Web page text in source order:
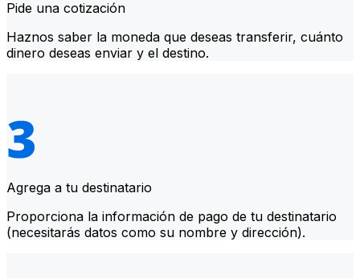
Pide una cotización
Haznos saber la moneda que deseas transferir, cuánto
dinero deseas enviar y el destino.
Agrega a tu destinatario
Proporciona la información de pago de tu destinatario
(necesitarás datos como su nombre y dirección).